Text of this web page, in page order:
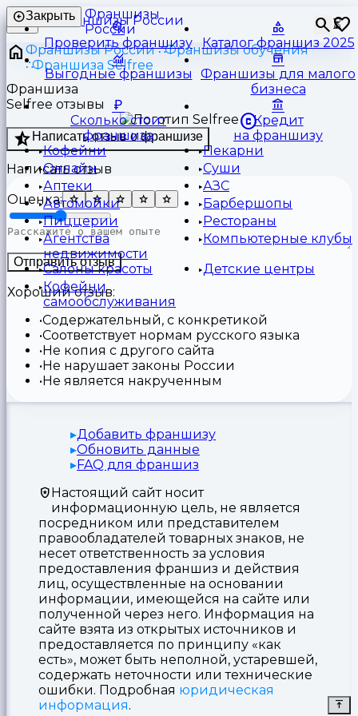
Франшизы
России
⏳
Закрыть
Проверить франшизу Каталог франшиз 2025
Выгодные франшизы
Франшизы для малого
бизнеса
Сколько стоит
франшиза
Кредит
на франшизу
Кофейни
Пекарни
Онлайн
Суши
Аптеки
АЗС
Автомойки
Барбершопы
Пиццерии
Рестораны
Агентства
недвижимости
Компьютерные клубы
Салоны красоты
Детские центры
Кофейни
самообслуживания
Франшизы России
Франшизы обучения
Франшиза Selfree
Франшиза
Selfree отзывы
Написать отзыв о франшизе
Написать отзыв
Оценка:
Отправить отзыв
Хороший отзыв:
Содержательный, с конкретикой
Соответствует нормам русского языка
Не копия с другого сайта
Не нарушает законы России
Не является накрученным
Добавить франшизу
Обновить данные
FAQ для франшиз
Настоящий сайт носит
информационную цель, не является
посредником или представителем
правообладателей товарных знаков, не
несет ответственность за условия
предоставления франшиз и действия
лиц, осуществленные на основании
информации, имеющейся на сайте или
полученной через него. Информация на
сайте взята из открытых источников и
предоставляется по принципу «как
есть», может быть неполной, устаревшей,
содержать неточности или технические
ошибки. Подробная юридическая
информация.